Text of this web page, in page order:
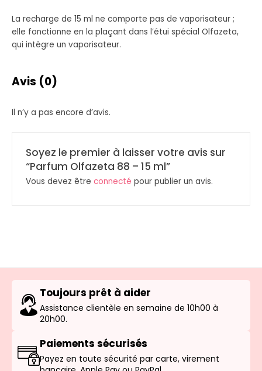
La recharge de 15 ml ne comporte pas de vaporisateur ;
elle fonctionne en la plaçant dans l’étui spécial Olfazeta,
qui intègre un vaporisateur.
Avis (0)
Il n’y a pas encore d’avis.
Soyez le premier à laisser votre avis sur
“Parfum Olfazeta 88 – 15 ml”
Vous devez être connecté pour publier un avis.
Toujours prêt à aider
Assistance clientèle en semaine de 10h00 à
20h00.
Paiements sécurisés
Payez en toute sécurité par carte, virement